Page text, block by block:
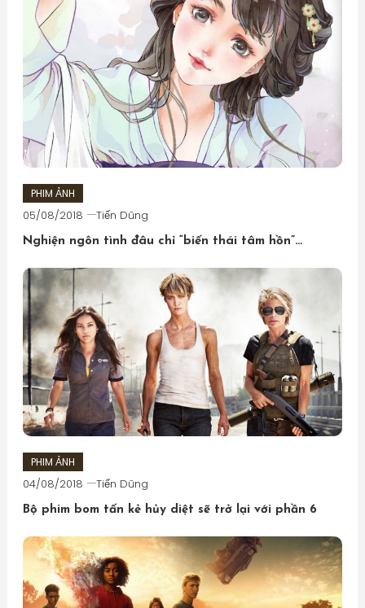
PHIM ẢNH
05/08/2018 Tiến Dũng
Nghiện ngôn tình đâu chỉ “biến thái tâm hồn”…
PHIM ẢNH
04/08/2018 Tiến Dũng
Bộ phim bom tấn kẻ hủy diệt sẽ trở lại với phần 6